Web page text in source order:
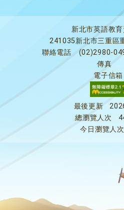
新北市英語教
241035新北市三重區
聯絡電話
(02)2980-
傳真
電子信箱
最後更新
總瀏覽人次
今日瀏覽人次